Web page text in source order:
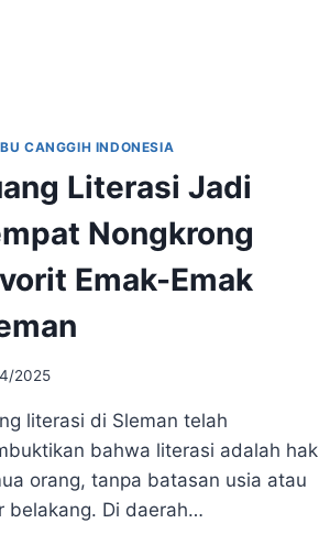
CANGGIH INDONESIA
Literasi Jadi
Nongkrong
Emak-Emak
2025
literasi di Sleman telah
bahwa literasi adalah hak
orang, tanpa batasan usia atau
belakang. Di daerah…